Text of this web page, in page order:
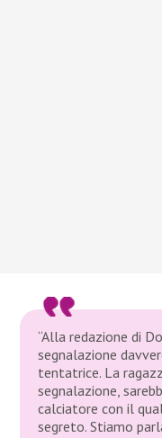
“Alla redazione di
segnalazione
tentatrice. La
segnalazione,
calciatore con il
segreto. Stiamo